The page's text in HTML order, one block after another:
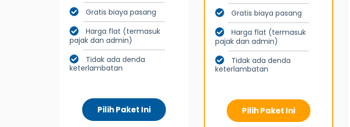
Gratis biaya pasang
Harga flat (termasuk
pajak dan admin)
Tidak ada denda
keterlambatan
Pilih Paket Ini
Gratis biaya pasang
Harga flat (termasuk
pajak dan admin)
Tidak ada denda
keterlambatan
Pilih Paket Ini